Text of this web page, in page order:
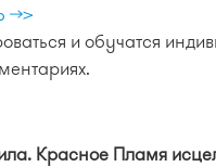
и обучатся
Красное Пламя